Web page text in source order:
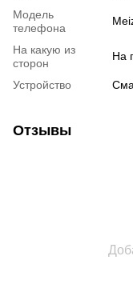
Модель
телефона
На какую из
сторон
На
Устройство
Отзывы